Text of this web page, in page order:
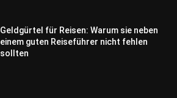
Geldgürtel für Reisen: Warum sie neben
einem guten Reiseführer nicht fehlen
sollten